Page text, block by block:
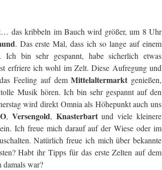
das kribbeln im Bauch wird größer, um 8 Uhr
. Das erste Mal, dass ich so lange auf einem
bin sehr gespannt, habe sicherlich etwas
erfriere ich wohl im Zelt. Diese Aufregung und
Feeling auf demMittelaltermarkt genießen,
Musik hören. Ich bin sehr gespannt auf den
wird direkt Omnia als Höhepunkt auch uns
, Versengold, Knasterbartund viele kleinere
Ich freue mich darauf auf der Wiese oder im
Natürlich freue ich mich über bekannte
Habt ihr Tipps für das erste Zelten auf dem
damals war?